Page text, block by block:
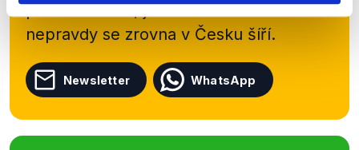
přehled o tom, jaké dezinformace a
nepravdy se zrovna v Česku šíří.
Newsletter WhatsApp